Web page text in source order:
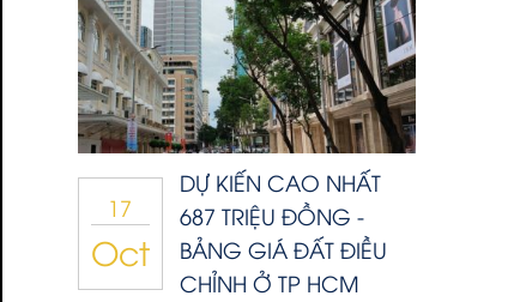
17
Oct
DỰ KIẾN CAO NHẤT
687 TRIỆU ĐỒNG -
BẢNG GIÁ ĐẤT ĐIỀU
CHỈNH Ở TP HCM